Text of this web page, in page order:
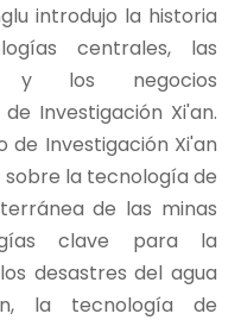
introdujo la historia
centrales, las
y los negocios
Investigación Xi'an.
Investigación Xi'an
la tecnología de
de las minas
clave para la
desastres del agua
la tecnología de